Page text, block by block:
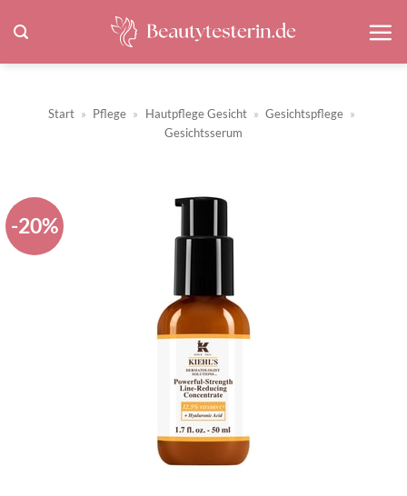
Inhalt
springen
Start » Pflege » Hautpflege Gesicht » Gesichtspflege »
Gesichtsserum
-20%